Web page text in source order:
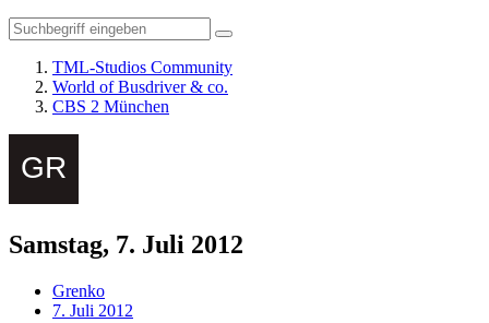
TML-Studios Community
World of Busdriver & co.
CBS 2 München
Samstag, 7. Juli 2012
Grenko
7. Juli 2012